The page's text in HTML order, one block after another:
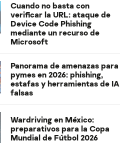
Cuando no basta con
verificar la URL: ataque de
Device Code Phishing
mediante un recurso de
Microsoft
Panorama de amenazas para
pymes en 2026: phishing,
estafas y herramientas de IA
falsas
Wardriving en México:
preparativos para la Copa
Mundial de Fútbol 2026